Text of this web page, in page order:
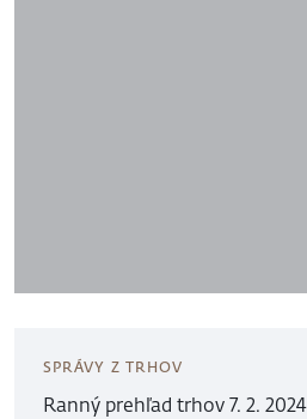
SPRÁVY Z TRHOV
Ranný prehľad trhov 7. 2. 2024